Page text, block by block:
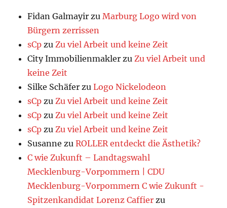
Fidan Galmayir zuMarburg Logo wird von
Bürgern zerrissen
sCp zuZu viel Arbeit und keine Zeit
City Immobilienmakler zuZu viel Arbeit und
keine Zeit
Silke Schäfer zuLogo Nickelodeon
sCp zuZu viel Arbeit und keine Zeit
sCp zuZu viel Arbeit und keine Zeit
sCp zuZu viel Arbeit und keine Zeit
Susanne zuROLLER entdeckt die Ästhetik?
C wie Zukunft – Landtagswahl
Mecklenburg-Vorpommern | CDU
Mecklenburg-Vorpommern C wie Zukunft -
Spitzenkandidat Lorenz Caffier zu